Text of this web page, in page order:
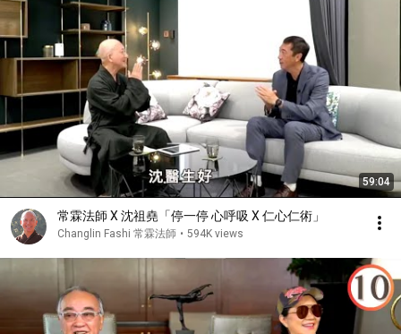
59:04
常霖法師 X 沈祖堯「停一停 心呼吸 X 仁心仁術」
Changlin Fashi 常霖法師 • 594K views